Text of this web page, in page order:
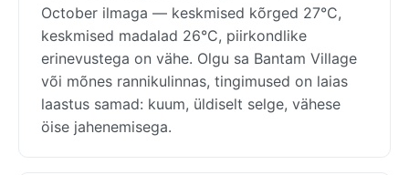
October ilmaga — keskmised kõrged 27°C,
keskmised madalad 26°C, piirkondlike
erinevustega on vähe. Olgu sa Bantam Village
või mõnes rannikulinnas, tingimused on laias
laastus samad: kuum, üldiselt selge, vähese
öise jahenemisega.